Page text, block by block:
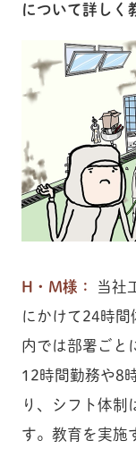
について詳しく
H・M様：
当社
にかけて24時間
内では部署ごと
12時間勤務や8
り、シフト体制
す。教育を実施